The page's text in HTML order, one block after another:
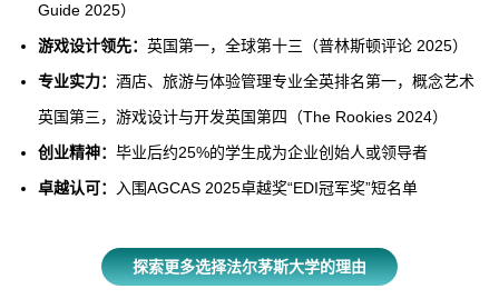
Guide 2025）
游戏设计领先： 英国第一，全球第十三（普林斯顿评论 2025）
专业实力： 酒店、旅游与体验管理专业全英排名第一，概念艺术
英国第三，游戏设计与开发英国第四（The Rookies 2024）
创业精神： 毕业后约25%的学生成为企业创始人或领导者
卓越认可：
入围AGCAS 2025卓越奖“EDI冠军奖”短名单
探索更多选择法尔茅斯大学的理由